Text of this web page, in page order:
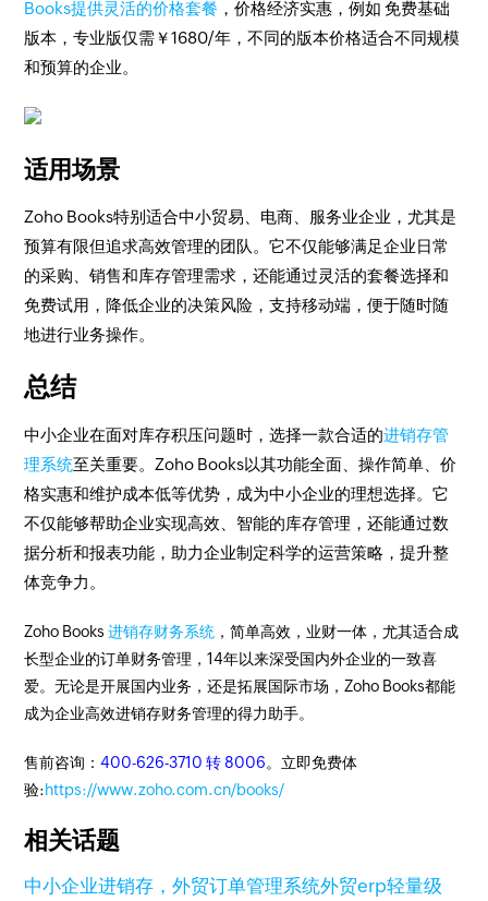
Books提供灵活的价格套餐 ，价格经济实惠，例如 免费基础
版本，专业版仅需￥1680/年，不同的版本价格适合不同规模
和预算的企业。
适用场景
Zoho Books特别适合中小贸易、电商、服务业企业，尤其是
预算有限但追求高效管理的团队。它不仅能够满足企业日常
的采购、销售和库存管理需求，还能通过灵活的套餐选择和
免费试用，降低企业的决策风险，支持移动端，便于随时随
地进行业务操作。
总结
中小企业在面对库存积压问题时，选择一款合适的进销存管
理系统至关重要。Zoho Books以其功能全面、操作简单、价
格实惠和维护成本低等优势，成为中小企业的理想选择。它
不仅能够帮助企业实现高效、智能的库存管理，还能通过数
据分析和报表功能，助力企业制定科学的运营策略，提升整
体竞争力。
Zoho Books进销存财务系统 ，简单高效，业财一体，尤其适合成
长型企业的订单财务管理，14年以来深受国内外企业的一致喜
爱。无论是开展国内业务，还是拓展国际市场，Zoho Books都能
成为企业高效进销存财务管理的得力助手。
售前咨询：400-626-3710 转 8006。立即免费体
验:https://www.zoho.com.cn/books/
相关话题
中小企业进销存，外贸订单管理系统外贸erp轻量级